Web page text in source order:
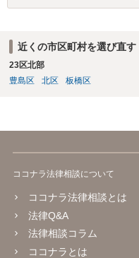
近くの市区町村を選び直す
23区北部
豊島区
北区 板橋区
ココナラ法律相談について
ココナラ法律相談とは
法律Q&A
法律相談コラム
ココナラとは